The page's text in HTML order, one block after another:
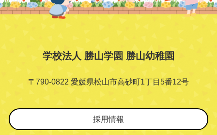
学校法人 勝山学園 勝山幼稚園
〒790-0822 愛媛県松山市高砂町1丁目5番12号
採用情報